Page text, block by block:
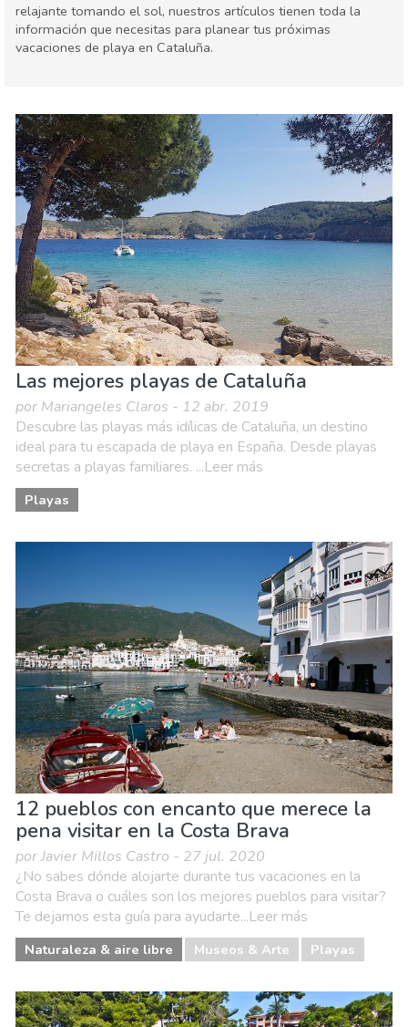
relajante tomando el sol, nuestros artículos tienen toda la
información que necesitas para planear tus próximas
vacaciones de playa en Cataluña.
Agenda de eventos
Comida & Restaurantes
Deporte & aventura
Dónde quedarse
Familia & niños
Museos & Arte
Naturaleza & aire libre
Playas
Las mejores playas de Cataluña
por Mariangeles Claros - 12 abr. 2019
Descubre las playas más idílicas de Cataluña, un destino
ideal para tu escapada de playa en España. Desde playas
secretas a playas familiares. ...Leer más
Playas
12 pueblos con encanto que merece la
pena visitar en la Costa Brava
por Javier Millos Castro - 27 jul. 2020
¿No sabes dónde alojarte durante tus vacaciones en la
Costa Brava o cuáles son los mejores pueblos para visitar?
Te dejamos esta guía para ayudarte...Leer más
Naturaleza & aire libre Museos & Arte Playas